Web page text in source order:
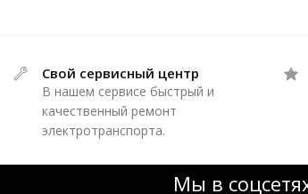
Свой сервисный центр
В нашем сервисе быстрый и
качественный ремонт
электротранспорта.
Мы в